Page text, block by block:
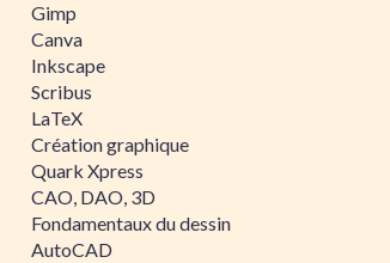
Gimp
Canva
Inkscape
Scribus
LaTeX
Création graphique
Quark Xpress
CAO, DAO, 3D
Fondamentaux du dessin
AutoCAD